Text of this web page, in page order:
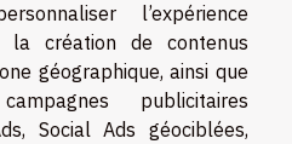
l’expérience
la création de contenus
géographique, ainsi que
publicitaires
Social Ads géociblées,